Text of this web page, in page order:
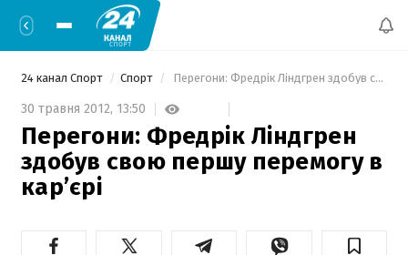
24 канал Спорт Спорт Перегони: Фредрік Ліндгрен здобув свою першу перемогу в кар’єрі
30 травня 2012, 13:50
Перегони: Фредрік Ліндгрен
здобув свою першу перемогу в
кар’єрі